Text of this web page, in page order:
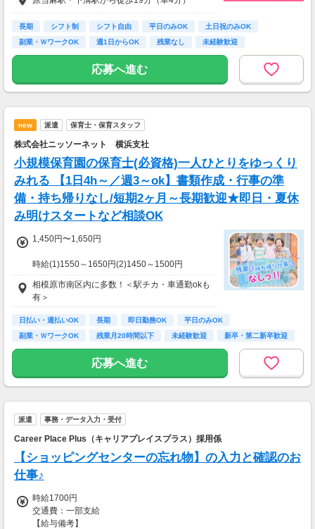
・交通費規定内支給（バイク通勤・車通勤OK）
・試用期間なし
・雇用期間の定めあり（原則6ヶ月、4月・10月
※個人評価、会社の経営状況により判断
※更新上限：年数及び回数に上限無し
・昇給あり（年2回 個人の評価による）
＜月8日出勤の場合＞
日給18525円×週2日=月収148200円
長期 シフト制 シフト自由 平日のみOK
土日祝のみOK
副業・ＷワークOK
週1日からOK 残業なし 未経験歓迎
応募へ進む
new 派遣 保育士・保育スタッフ
株式会社ニッソーネット 横浜支社
小規模保育園の保育士(必資格)一人ひとりをゆっくり
みれる 【1日4h～／週3～ok】書類作成・行事の準
備・持ち帰りなし/短期2ヶ月～長期歓迎★即日・夏休
み明けスタートなど相談OK
1,450円〜1,650円
時給(1)1550～1650円(2)1450～1500円
(1)週40ｈ以上
(2)週40ｈ未満
【月収例】
290400円（時給1650円×8h×22日)
7：00～19：00で1日4ｈ～、週3～5日(週20h
★シフト例：9-18時、7-11時、8-12時、9-16時
など
間など相談OK！
★短期2ヶ月～長期歓迎！
相模原市南区内に多数！＜駅チカ・車通勤okも
有＞
日払い・週払いOK 長期 即日勤務OK
平日のみOK
副業・ＷワークOK
残業月20時間以下 未経験歓迎
新卒・第二新卒歓迎
フリーター歓迎
応募へ進む
派遣 事務・データ入力・受付
Career Place Plus（キャリアプレイスプラス）採用係
【ショッピングセンターの忘れ物】の入力と確認のお
仕事♪
時給1700円
交通費：一部支給
【給与備考】